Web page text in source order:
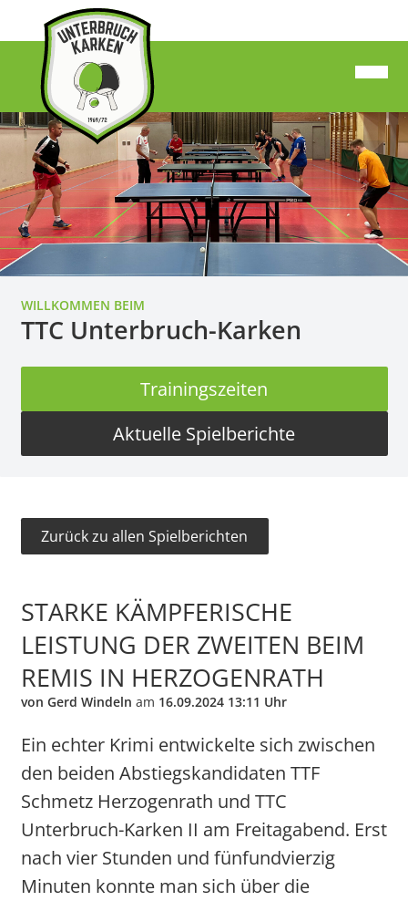
WILLKOMMEN BEIM
TTC Unterbruch-Karken
Trainingszeiten
Aktuelle Spielberichte
Zurück zu allen Spielberichten
STARKE KÄMPFERISCHE
LEISTUNG DER ZWEITEN BEIM
REMIS IN HERZOGENRATH
von Gerd Windeln am 16.09.2024 13:11 Uhr
Ein echter Krimi entwickelte sich zwischen
den beiden Abstiegskandidaten TTF
Schmetz Herzogenrath und TTC
Unterbruch-Karken II am Freitagabend. Erst
nach vier Stunden und fünfundvierzig
Minuten konnte man sich über die